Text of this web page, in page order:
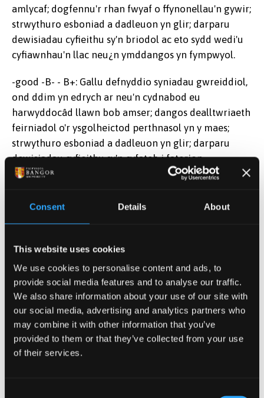
Consent Details About
This website uses cookies
We use cookies to personalise content and ads, to
provide social media features and to analyse our traffic.
We also share information about your use of our site with
our social media, advertising and analytics partners who
may combine it with other information that you’ve
provided to them or that they’ve collected from your use
of their services.
amlycaf; dogfennu'r rhan fwyaf o ffynonellau'n gywir;
strwythuro esboniad a dadleuon yn glir; darparu
dewisiadau cyfieithu sy'n briodol ac eto sydd wedi'u
cyfiawnhau'n llac neu¿n ymddangos yn fympwyol.
-good -B- - B+: Gallu defnyddio syniadau gwreiddiol,
ond ddim yn edrych ar neu'n cydnabod eu
harwyddocâd llawn bob amser; dangos dealltwriaeth
feirniadol o'r ysgolheictod perthnasol yn y maes;
strwythuro esboniad a dadleuon yn glir; darparu
dewisiadau cyfieithu sy'n cyfateb i faterion
damcaniaethol/beirniadol perthnasol.
-excellent -A- - A*: Cyflwynir y gwaith i safon a
feirniadol o ysgolheictod perthnasol, ac yn rhoi
syniadau gwreiddiol yng nghyd-destun yr
ysgolheictod hwnnw. Mae'n rhoi dewisiadau cyfieithu
gwreiddiol a medrus sy'n rhoi sylw i faterion
damcaniaethol / beirniadol.
Learning Outcomes
gyfieithu ac yn gallu trafod ei benderfyniadau ei